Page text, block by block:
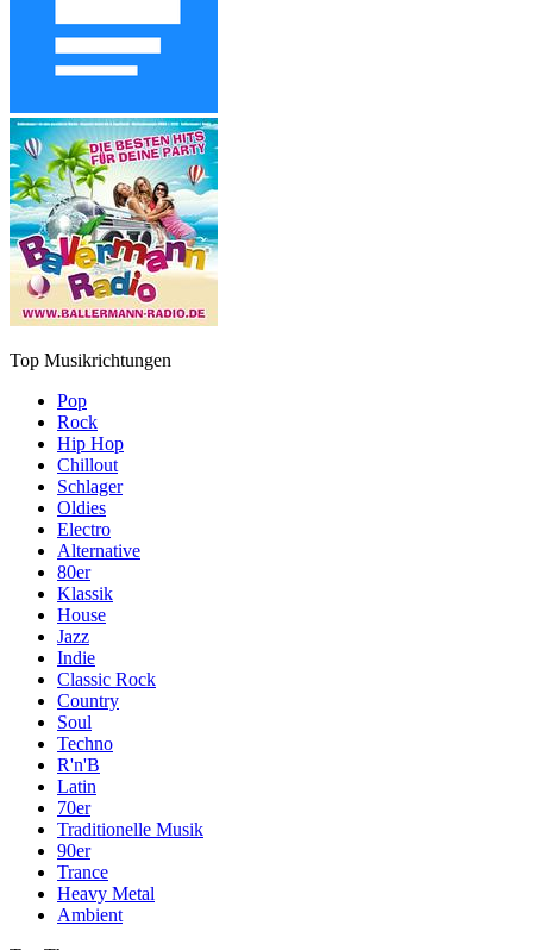
Top Musikrichtungen
Pop
Rock
Hip Hop
Chillout
Schlager
Oldies
Electro
Alternative
80er
Klassik
House
Jazz
Indie
Classic Rock
Country
Soul
Techno
R'n'B
Latin
70er
Traditionelle Musik
90er
Trance
Heavy Metal
Ambient